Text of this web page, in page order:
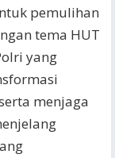
pemulihan
tema HUT
yang
menjaga